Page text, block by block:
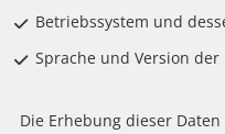
Betriebssystem und
Sprache und Version
Die Erhebung dieser